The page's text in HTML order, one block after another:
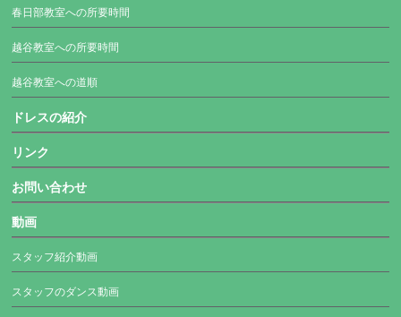
春日部教室への所要時間
越谷教室への所要時間
越谷教室への道順
ドレスの紹介
リンク
お問い合わせ
動画
スタッフ紹介動画
スタッフのダンス動画